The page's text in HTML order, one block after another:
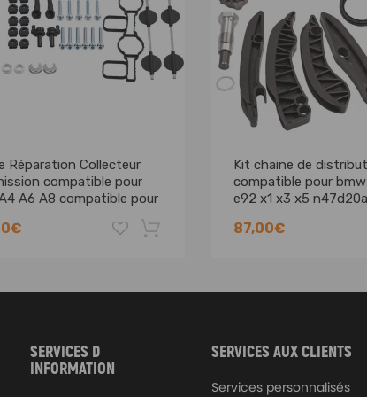
2006 - 2008
2007 - 2013
- 2013
- 2012
- 2009
- 2009
2009 - 2012
- 2012
Réparation Collecteur
compatible pour
A6 A8 compatible pour
Kit chaine de
compatible pour bmw
e92 x1 x3 x5
87,00€
-8%
SERVICES D
INFORMATION
SERVICES AUX CLIENTS
Services personnalisés